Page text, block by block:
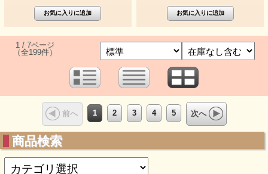
1 / 7ページ
（全199件）
前へ 1 2 3 4 5 次へ
商品検索